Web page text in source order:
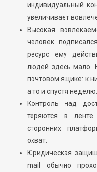
индивидуальный
увеличивает
Высокая
человек
ресурс ему
людей здесь мало.
почтовом ящике: к
а то и спустя неделю.
Контроль над
теряются в
сторонних
охват.
Юридическая
mail обычно